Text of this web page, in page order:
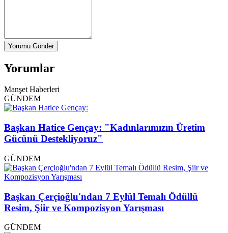
Yorumu Gönder
Yorumlar
Manşet Haberleri
GÜNDEM
Başkan Hatice Gençay: "Kadınlarımızın Üretim
Gücünü Destekliyoruz"
GÜNDEM
Başkan Çerçioğlu'ndan 7 Eylül Temalı Ödüllü
Resim, Şiir ve Kompozisyon Yarışması
GÜNDEM